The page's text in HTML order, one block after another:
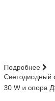
Подробнее
Светодиодный
30 W и опора